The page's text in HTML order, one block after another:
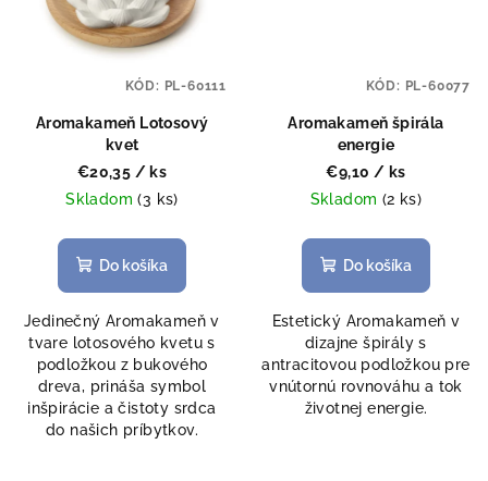
Aromakameň Lotosový
kvet
€20,35 / ks
Skladom(3 ks)
Do košíka
Jedinečný Aromakameň v
tvare lotosového kvetu s
podložkou z bukového
dreva, prináša symbol
inšpirácie a čistoty srdca
do našich príbytkov.
KÓD: PL-60111
Aromakameň špirála
energie
€9,10 / ks
Skladom (2 ks)
Do košíka
Estetický Aromakameň v
dizajne špirály s
antracitovou podložkou pre
vnútornú rovnováhu a tok
životnej energie.
KÓD: PL-60077